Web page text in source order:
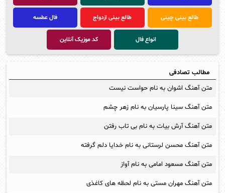
طالع بینی چینی طالع بینی ازدواج فال عطسه
انواع فال کد موزیک آنلاین
مطالب تصادفی
متن آهنگ اشوان به نام حواست نیست
متن آهنگ سینا پارسیان به نام زهر چشم
متن آهنگ آرش بیات به نام بی تاب رفتن
متن آهنگ محسن لرستانی به نام خدایا دلم گرفته
متن آهنگ مسعود امامی به نام آواز
متن آهنگ مهران مستی به نام لحظه های کاغذی